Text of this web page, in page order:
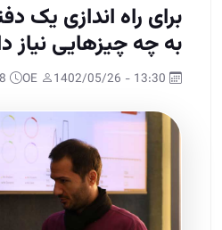
برای راه اندازی یک
به چه چیزهایی نیاز